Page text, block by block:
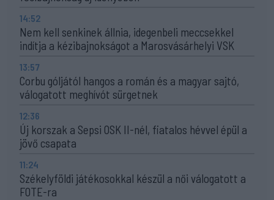
14:52
Nem kell senkinek állnia, idegenbeli meccsekkel
indítja a kézibajnokságot a Marosvásárhelyi VSK
13:57
Corbu góljától hangos a román és a magyar sajtó,
válogatott meghívót sürgetnek
12:36
Új korszak a Sepsi OSK II-nél, fiatalos hévvel épül a
jövő csapata
11:24
Székelyföldi játékosokkal készül a női válogatott a
FOTE-ra